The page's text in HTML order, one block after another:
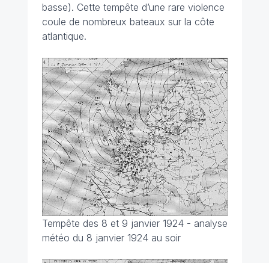
basse). Cette tempête d’une rare violence
coule de nombreux bateaux sur la côte
atlantique.
Tempête des 8 et 9 janvier 1924 - analyse
météo du 8 janvier 1924 au soir